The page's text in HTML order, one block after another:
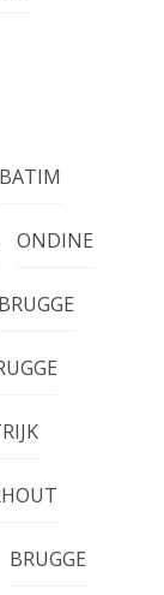
BATIM
ONDINE
BRUGGE
BRUGGE